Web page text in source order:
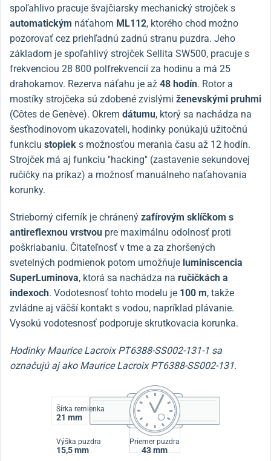
spoľahlivo pracuje švajčiarsky mechanický strojček s
automatickým náťahom ML112, ktorého chod možno
pozorovať cez priehľadnú zadnú stranu puzdra. Jeho
základom je spoľahlivý strojček Sellita SW500, pracuje s
frekvenciou 28 800 polfrekvencií za hodinu a má 25
drahokamov. Rezerva náťahu je až 48 hodín. Rotor a
mostíky strojčeka sú zdobené zvislými ženevskými pruhmi
(Côtes de Genève). Okrem dátumu, ktorý sa nachádza na
šesťhodinovom ukazovateli, hodinky ponúkajú užitočnú
funkciu stopiek s možnosťou merania času až 12 hodín.
Strojček má aj funkciu "hacking" (zastavenie sekundovej
ručičky na príkaz) a možnosť manuálneho naťahovania
korunky.
Strieborný ciferník je chránený zafírovým sklíčkom s
antireflexnou vrstvou pre maximálnu odolnosť proti
poškriabaniu. Čitateľnosť v tme a za zhoršených
svetelných podmienok potom umožňuje luminiscencia
SuperLuminova, ktorá sa nachádza na ručičkách a
indexoch. Vodotesnosť tohto modelu je 100 m, takže
zvládne aj väčší kontakt s vodou, napríklad plávanie.
Vysokú vodotesnosť podporuje skrutkovacia korunka.
Hodinky Maurice Lacroix PT6388-SS002-131-1 sa
označujú aj ako Maurice Lacroix PT6388-SS002-131.
Šírka remienka
21 mm
Výška puzdra
15,5 mm
Priemer puzdra
43 mm